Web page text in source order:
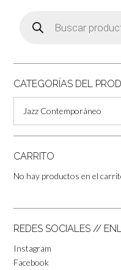
productos
CATEGORÍAS DEL
Jazz Contemporáneo
CARRITO
No hay productos en el
REDES SOCIALES //
Instagram
Facebook